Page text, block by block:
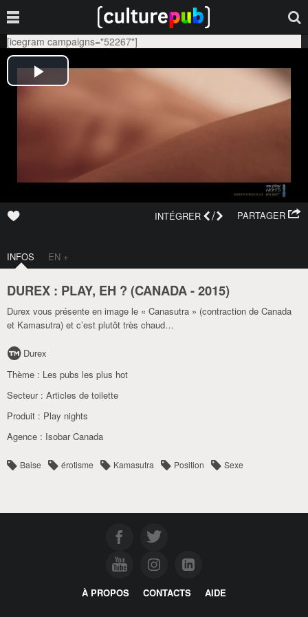
[icegram campaigns="52267"]
PARTAGER
INTÉGRER /
INFOS EN +
DUREX : PLAY, EH ? (CANADA-2015)
Durex vous présente en image le « Canasutra » (contraction de Canada
et Kamasutra) et c’est plutôt très chaud…
Durex
Thème : Les pubs les plus hot
Secteur : Articles de toilette
Produit : Play nights
Agence : Isobar Canada
Baise érotisme Kamasutra Position Sexe
À PROPOS CONTACTS AIDE